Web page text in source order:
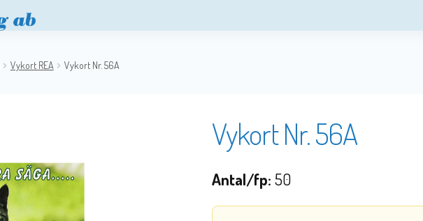
Vykort REA Vykort Nr. 56A
Vykort Nr. 56A
Antal/fp: 50